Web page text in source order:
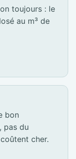
toujours : le
au m³ de
bon
pas du
cher.